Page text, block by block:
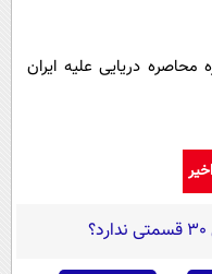
دریایی علیه ایران